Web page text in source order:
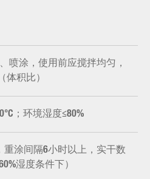
喷涂，使用前应搅拌均匀，
体积比）
；环境湿度≤80%
重涂间隔6小时以上，实干数
湿度条件下）